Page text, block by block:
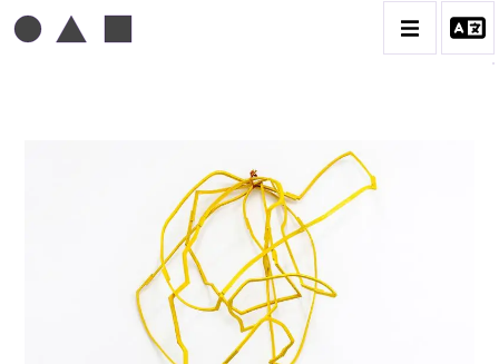
TONI GRAND
BIOGRAPHIE
CATALOGUE DES OEUVRES
CONTACT